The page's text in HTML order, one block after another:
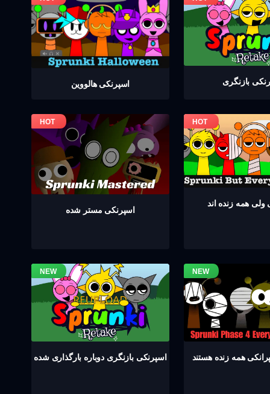
اسپرنکی هالووین بازنگری
اسپرنکی مستر شده
ولی همه زنده اند
اسپرنکی بازنگری دوباره بارگذاری شده